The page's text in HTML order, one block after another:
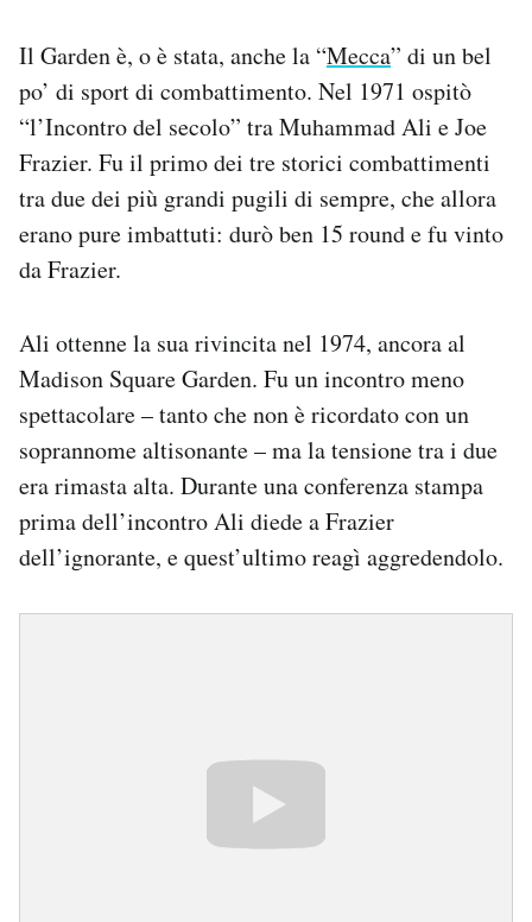
Il Garden è, o è stata, anche la “Mecca” di un bel
po’ di sport di combattimento. Nel 1971 ospitò
“l’Incontro del secolo” tra Muhammad Ali e Joe
Frazier. Fu il primo dei tre storici combattimenti
tra due dei più grandi pugili di sempre, che allora
erano pure imbattuti: durò ben 15 round e fu vinto
da Frazier.
Ali ottenne la sua rivincita nel 1974, ancora al
Madison Square Garden. Fu un incontro meno
spettacolare – tanto che non è ricordato con un
soprannome altisonante – ma la tensione tra i due
era rimasta alta. Durante una conferenza stampa
prima dell’incontro Ali diede a Frazier
dell’ignorante, e quest’ultimo reagì aggredendolo.